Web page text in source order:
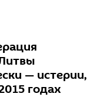
— истерии,
годах